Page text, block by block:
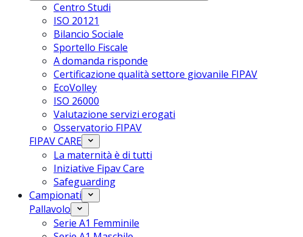
Centro Studi
ISO 20121
Bilancio Sociale
Sportello Fiscale
A domanda risponde
Certificazione qualità settore giovanile FIPAV
EcoVolley
ISO 26000
Valutazione servizi erogati
Osservatorio FIPAV
FIPAV CARE
La maternità è di tutti
Iniziative Fipav Care
Safeguarding
Campionati
Pallavolo
Serie A1 Femminile